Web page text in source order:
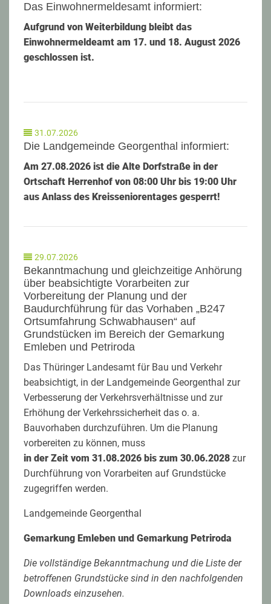
Das Einwohnermeldesamt informiert:
Aufgrund von Weiterbildung bleibt das
Einwohnermeldeamt am 17. und 18. August 2026
geschlossen ist.
31.07.2026
Die Landgemeinde Georgenthal informiert:
Am 27.08.2026 ist die Alte Dorfstraße in der
Ortschaft Herrenhof von 08:00 Uhr bis 19:00 Uhr
aus Anlass des Kreisseniorentages gesperrt!
29.07.2026
Bekanntmachung und gleichzeitige Anhörung
über beabsichtigte Vorarbeiten zur
Vorbereitung der Planung und der
Baudurchführung für das Vorhaben „B247
Ortsumfahrung Schwabhausen“ auf
Grundstücken im Bereich der Gemarkung
Emleben und Petriroda
Das Thüringer Landesamt für Bau und Verkehr
beabsichtigt, in der Landgemeinde Georgenthal zur
Verbesserung der Verkehrsverhältnisse und zur
Erhöhung der Verkehrssicherheit das o. a.
Bauvorhaben durchzuführen. Um die Planung
vorbereiten zu können, muss
in der Zeit vom 31.08.2026 bis zum 30.06.2028 zur
Durchführung von Vorarbeiten auf Grundstücke
zugegriffen werden.
Landgemeinde Georgenthal
Gemarkung Emleben und Gemarkung Petriroda
Die vollständige Bekanntmachung und die Liste der
betroffenen Grundstücke sind in den nachfolgenden
Downloads einzusehen.